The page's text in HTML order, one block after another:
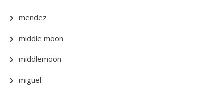
mendez
middle moon
middlemoon
miguel